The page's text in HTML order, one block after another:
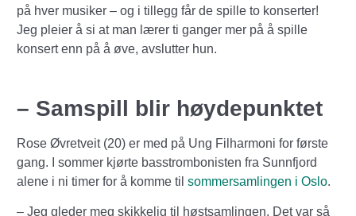
på hver musiker – og i tillegg får de spille to konserter!
Jeg pleier å si at man lærer ti ganger mer på å spille
konsert enn på å øve, avslutter hun.
– Samspill blir høydepunktet
Rose Øvretveit (20) er med på Ung Filharmoni for første
gang. I sommer kjørte basstrombonisten fra Sunnfjord
alene i ni timer for å komme til sommersamlingen i Oslo.
– Jeg gleder meg skikkelig til høstsamlingen. Det var så